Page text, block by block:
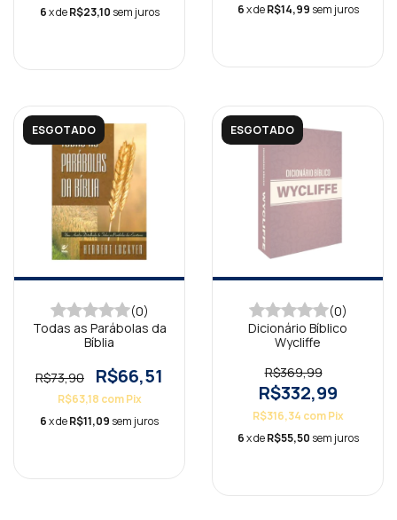
6x deR$23,10 sem juros
6x deR$14,99 sem juros
ESGOTADO
(0)
Todas as Parábolas da
Bíblia
R$73,90 R$66,51
R$63,18 com Pix
6x deR$11,09 sem juros
ESGOTADO
(0)
Dicionário Bíblico
Wycliffe
R$369,99
R$332,99
R$316,34 com Pix
6x deR$55,50 sem juros